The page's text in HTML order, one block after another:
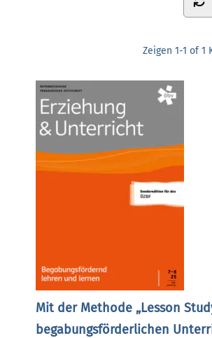
Zeigen 1-1 of 1
Mit der Methode „Lesson
begabungsförderlichen